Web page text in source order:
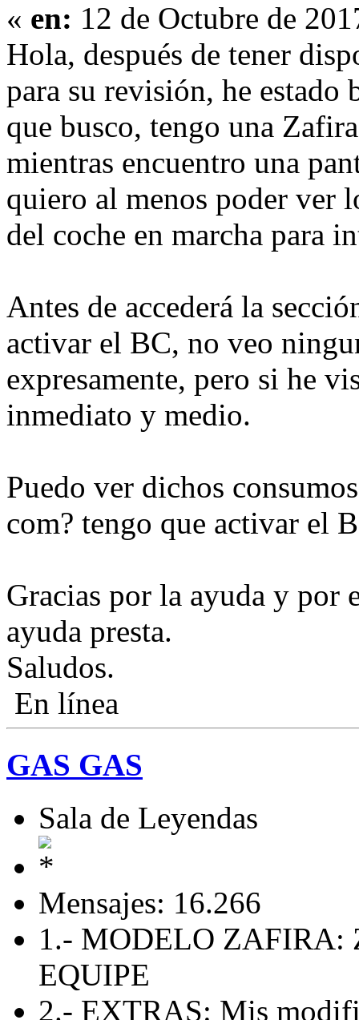
« en: 12 de Octubre de
Hola, después de tener
para su revisión, he estado
que busco, tengo una
mientras encuentro una
quiero al menos poder ver
del coche en marcha para
Antes de accederá la
activar el BC, no veo
expresamente, pero si he
inmediato y medio.
Puedo ver dichos
com? tengo que activar el
Gracias por la ayuda y por
ayuda presta.
Saludos.
En línea
GAS GAS
Sala de Leyendas
Mensajes: 16.266
1.- MODELO ZAFIRA:
EQUIPE
2.- EXTRAS: Mis